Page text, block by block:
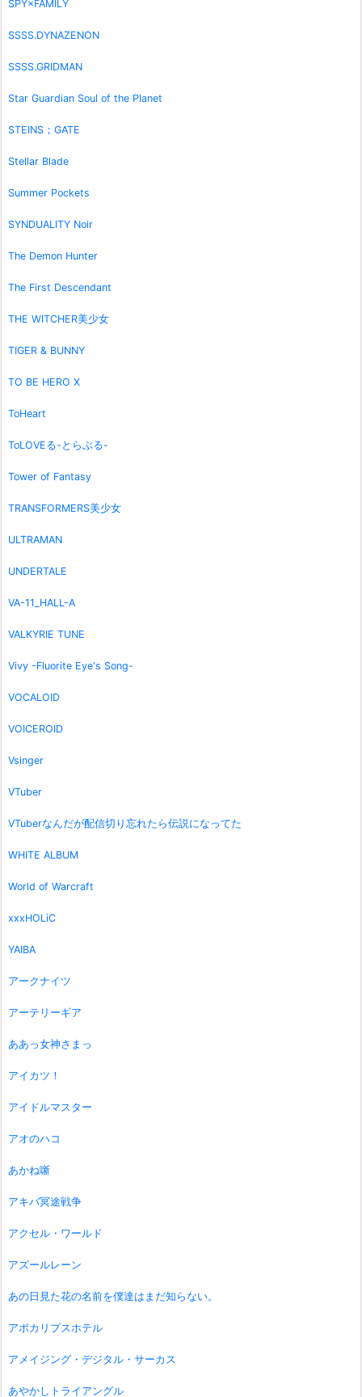
SPY×FAMILY
SSSS.DYNAZENON
SSSS.GRIDMAN
Star Guardian Soul of the Planet
STEINS；GATE
Stellar Blade
Summer Pockets
SYNDUALITY Noir
The Demon Hunter
The First Descendant
THE WITCHER美少女
TIGER & BUNNY
TO BE HERO X
ToHeart
ToLOVEる-とらぶる-
Tower of Fantasy
TRANSFORMERS美少女
ULTRAMAN
UNDERTALE
VA-11_HALL-A
VALKYRIE TUNE
Vivy -Fluorite Eye's Song-
VOCALOID
VOICEROID
Vsinger
VTuber
VTuberなんだが配信切り忘れたら伝説になってた
WHITE ALBUM
World of Warcraft
xxxHOLiC
YAIBA
アークナイツ
アーテリーギア
ああっ女神さまっ
アイカツ！
アイドルマスター
アオのハコ
あかね噺
アキバ冥途戦争
アクセル・ワールド
アズールレーン
あの日見た花の名前を僕達はまだ知らない。
アポカリプスホテル
アメイジング・デジタル・サーカス
あやかしトライアングル